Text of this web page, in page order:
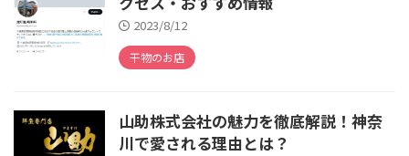
2023/8/12
干物のお店
山助株式会社の魅力を徹底解説！神奈
川で愛される理由とは？